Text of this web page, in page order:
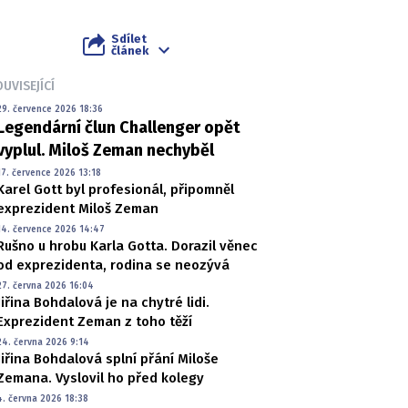
Sdílet
článek
července 2026 18:36
člun Challenger opět
Miloš Zeman nechyběl
července 2026 13:18
Gott byl profesionál, připomněl
Miloš Zeman
července 2026 14:47
u hrobu Karla Gotta. Dorazil věnec
exprezidenta, rodina se neozývá
června 2026 16:04
Bohdalová je na chytré lidi.
Zeman z toho těží
června 2026 9:14
Bohdalová splní přání Miloše
Vyslovil ho před kolegy
června 2026 18:38